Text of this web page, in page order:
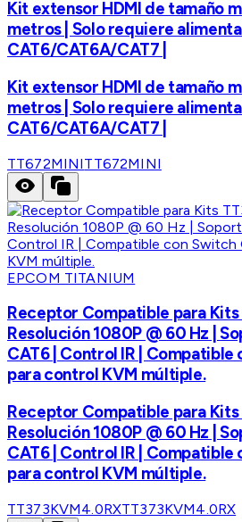
Kit extensor HDMI de tamaño
metros | Solo requiere
CAT6/CAT6A/CAT7 |
Kit extensor HDMI de tamaño
metros | Solo requiere
CAT6/CAT6A/CAT7 |
TT672MINITT672MINI
EPCOM TITANIUM
Receptor Compatible para Kits
Resolución 1080P @ 60 Hz |
CAT6 | Control IR |
para control KVM múltiple.
Receptor Compatible para Kits
Resolución 1080P @ 60 Hz |
CAT6 | Control IR |
para control KVM múltiple.
TT373KVM4.0RXTT373KVM4.0RX